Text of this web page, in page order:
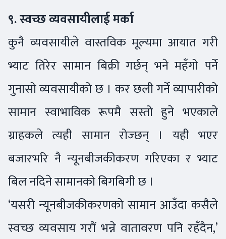
९. स्वच्छ व्यवसायीलाई मर्का
कुनै व्यवसायीले वास्तविक मूल्यमा आयात गरी
भ्याट तिरेर सामान बिक्री गर्छन् भने महँगो पर्ने
गुनासो व्यवसायीको छ । कर छली गर्ने व्यापारीको
सामान स्वाभाविक रूपमै सस्तो हुने भएकाले
ग्राहकले त्यही सामान रोज्छन् । यही भएर
बजारभरि नै न्यूनबीजकीकरण गरिएका र भ्याट
बिल नदिने सामानको बिगबिगी छ ।
‘यसरी न्यूनबीजकीकरणको सामान आउँदा कसैले
स्वच्छ व्यवसाय गरौं भन्ने वातावरण पनि रहँदैन,’